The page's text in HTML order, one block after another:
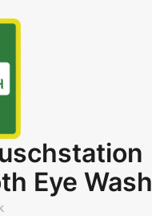
Eye Wash